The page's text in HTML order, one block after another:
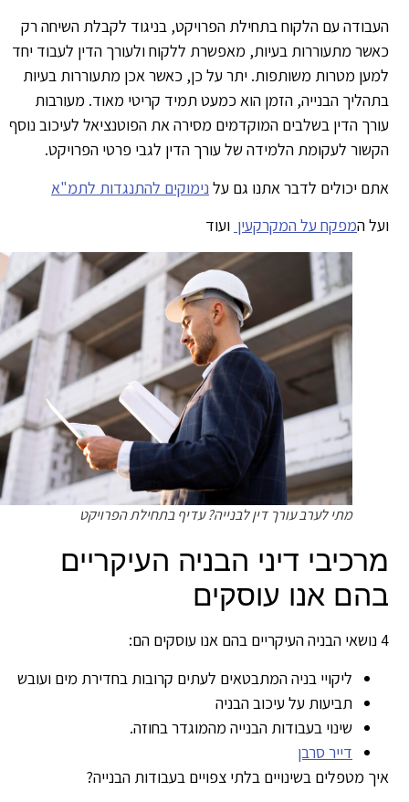
עם הלקוח בתחילת הפרויקט, בניגוד לקבלת השיחה רק
מתעוררות בעיות, מאפשרת ללקוח ולעורך הדין לעבוד יחד
מטרות משותפות. יתר על כן, כאשר אכן מתעוררות בעיות
הבנייה, הזמן הוא כמעט תמיד קריטי מאוד. מעורבות
הדין בשלבים המוקדמים מסירה את הפוטנציאל לעיכוב נוסף
לעקומת הלמידה של עורך הדין לגבי פרטי הפרויקט.
יכולים לדבר אתנו גם עלנימוקים להתנגדות לתמ"א
המפקח על המקרקעיןועוד
מתי לערב עורך דין לבנייה? עדיף בתחילת הפרויקט
דיני הבניה העיקריים
אנו עוסקים
ליקויי בניה המתבטאים לעתים קרובות בחדירת מים ועובש
תביעות על עיכוב הבניה
שינוי בעבודות הבנייה מהמוגדר בחוזה.
דייר סרבן
מטפלים בשינויים בלתי צפויים בעבודות הבנייה?